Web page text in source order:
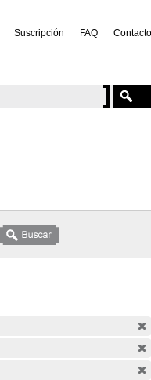
Suscripción FAQ Contacto